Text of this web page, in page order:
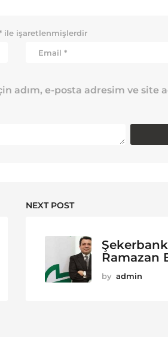
ile işaretlenmişlerdir
adım, e-posta adresim ve site
NEXT POST
Ramazan
by admin